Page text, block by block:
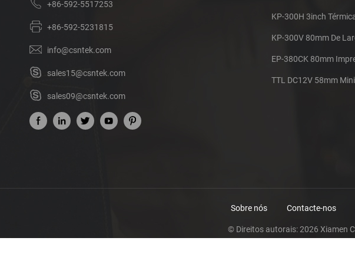
+86-592-5517253
+86-592-5231815
info@csntek.com
sales15@csntek.com
sales09@csntek.com
Sobre nós Contacte-nos
© Direitos autorais: 2026 Xiamen